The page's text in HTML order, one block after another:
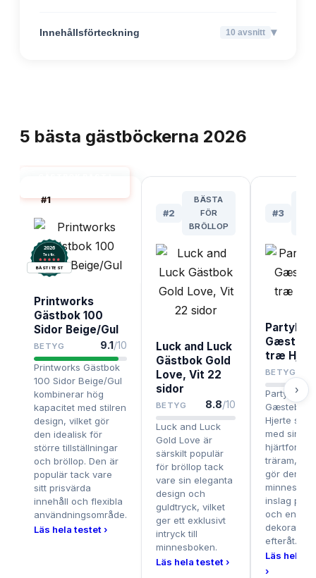
Innehållsförteckning 10 avsnitt ▾
5 bästa gästböckerna 2026
#1
2026
Testix.
BÄST I TEST
Printworks
Gästbok 100
Sidor Beige/Gul
BETYG 9.1/10
Printworks Gästbok
100 Sidor Beige/Gul
kombinerar hög
kapacitet med stilren
design, vilket gör
den idealisk för
större tillställningar
och bröllop. Den är
populär tack vare
sitt prisvärda
innehåll och flexibla
användningsområde.
Läs hela testet ›
#2
BÄSTA
FÖR
BRÖLLOP
Luck and Luck
Gästbok Gold
Love, Vit 22
sidor
BETYG 8.8/10
Luck and Luck
Gold Love är
särskilt populär
för bröllop tack
vare sin eleganta
design och
guldtryck, vilket
ger ett exklusivt
intryck till
minnesboken.
Läs hela testet ›
#3
træ
BETYG
PartyDeco
Gæstebog
Hjerte
med sin
träram,
gör den till
minnesvärt
inslag på
och en fin
dekoration
efteråt.
Läs hela
›
›